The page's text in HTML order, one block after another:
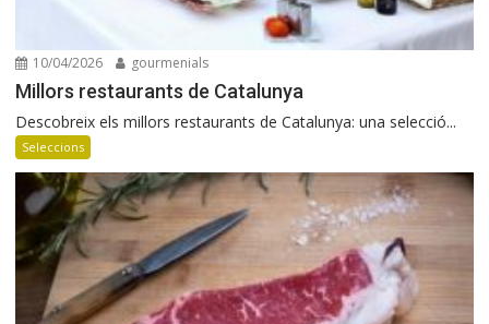
10/04/2026 gourmenials
Millors restaurants de Catalunya
Descobreix els millors restaurants de Catalunya: una selecció...
Seleccions